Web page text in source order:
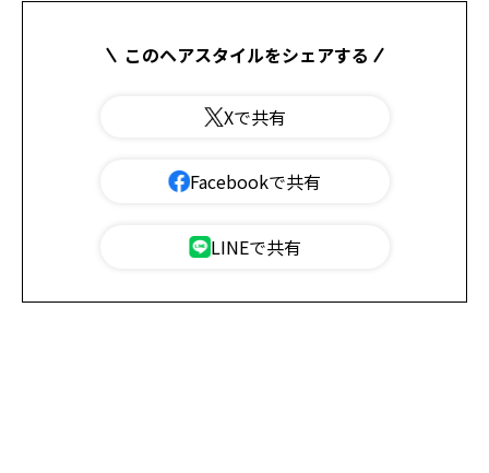
このヘアスタイルをシェアする
Xで共有
Facebookで共有
LINEで共有